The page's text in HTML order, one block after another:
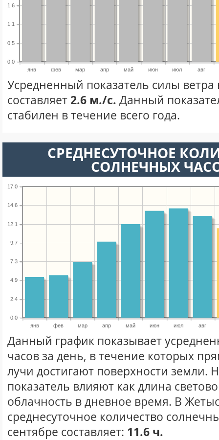
янв фев мар апр май июн июл авг
0.0
0.5
1.1
1.6
Усредненный показатель силы ветра
составляет 2.6 м./с. Данный
стабилен в течение всего года.
СРЕДНЕСУТОЧНОЕ
СОЛНЕЧНЫХ
янв фев мар апр май июн июл авг
0.0
2.4
4.9
7.3
9.7
12.1
14.6
17.0
Данный график показывает
часов за день, в течение которых
лучи достигают поверхности земли.
показатель влияют как длина
облачность в дневное время. В
среднесуточное количество
сентябре составляет: 11.6 ч.